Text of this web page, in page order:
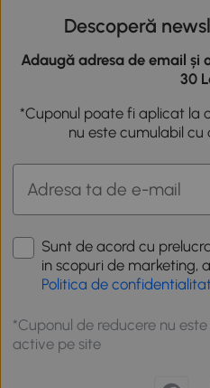
Descoperă
Adaugă adresa de email și
30
*Cuponul poate fi aplicat la
nu este cumulabil
Sunt de acord cu
in scopuri de marketing,
Politica de
*Cuponul de reducere nu
active pe site